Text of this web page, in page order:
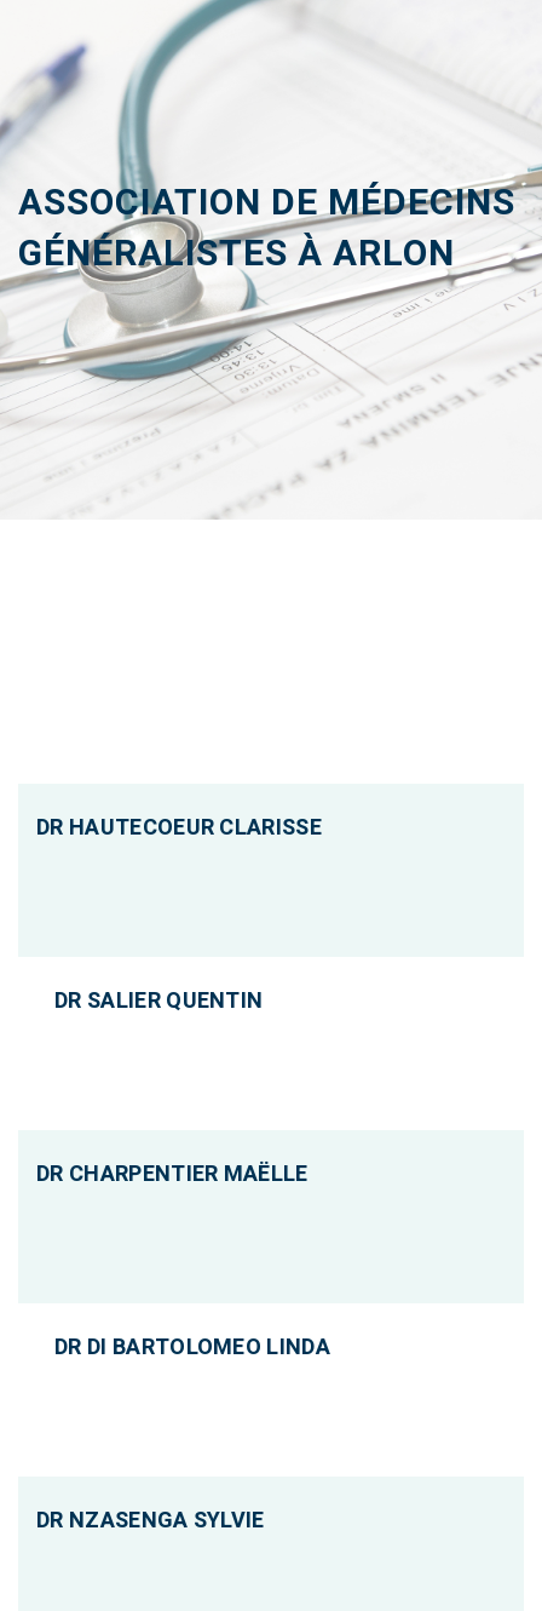
ASSOCIATION DE MÉDECINS
GÉNÉRALISTES À ARLON
DR HAUTECOEUR CLARISSE
DR SALIER QUENTIN
DR CHARPENTIER MAËLLE
DR DI BARTOLOMEO LINDA
DR NZASENGA SYLVIE